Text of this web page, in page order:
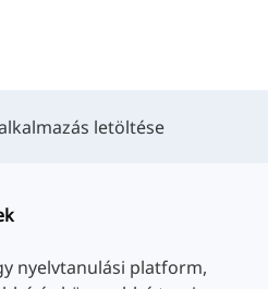
letöltése
nyelvtanulási platform,